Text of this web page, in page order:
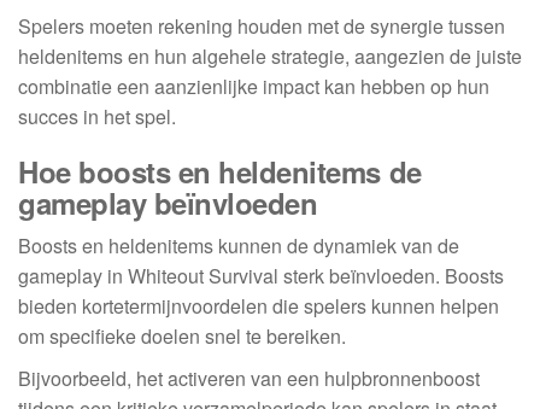
Spelers moeten rekening houden met de synergie tussen
heldenitems en hun algehele strategie, aangezien de juiste
combinatie een aanzienlijke impact kan hebben op hun
succes in het spel.
Hoe boosts en heldenitems de
gameplay beïnvloeden
Boosts en heldenitems kunnen de dynamiek van de
gameplay in Whiteout Survival sterk beïnvloeden. Boosts
bieden kortetermijnvoordelen die spelers kunnen helpen
om specifieke doelen snel te bereiken.
Bijvoorbeeld, het activeren van een hulpbronnenboost